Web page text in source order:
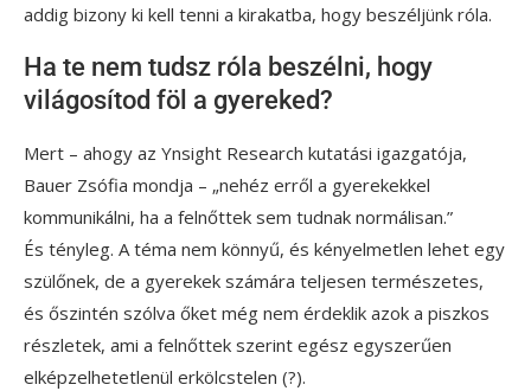
addig bizony ki kell tenni a kirakatba, hogy beszéljünk róla.
Ha te nem tudsz róla beszélni, hogy
világosítod föl a gyereked?
Mert – ahogy az Ynsight Research kutatási igazgatója,
Bauer Zsófia mondja – „nehéz erről a gyerekekkel
kommunikálni, ha a felnőttek sem tudnak normálisan.”
És tényleg. A téma nem könnyű, és kényelmetlen lehet egy
szülőnek, de a gyerekek számára teljesen természetes,
és őszintén szólva őket még nem érdeklik azok a piszkos
részletek, ami a felnőttek szerint egész egyszerűen
elképzelhetetlenül erkölcstelen (?).